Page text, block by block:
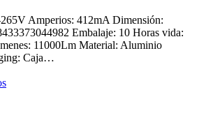
Amperios: 412mA Dimensión:
Embalaje: 10 Horas vida:
11000Lm Material: Aluminio
Caja…